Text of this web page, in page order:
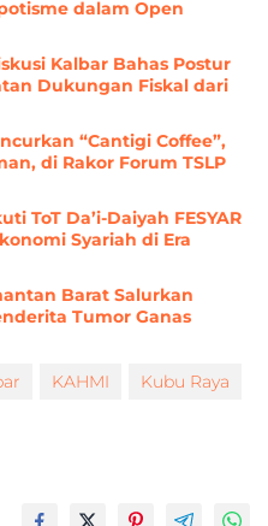
dalam Open
Kalbar Bahas Postur
Dukungan Fiskal dari
“Cantigi Coffee”,
di Rakor Forum TSLP
ToT Da’i-Daiyah FESYAR
Syariah di Era
Barat Salurkan
Tumor Ganas
KAHMI
Kubu Raya